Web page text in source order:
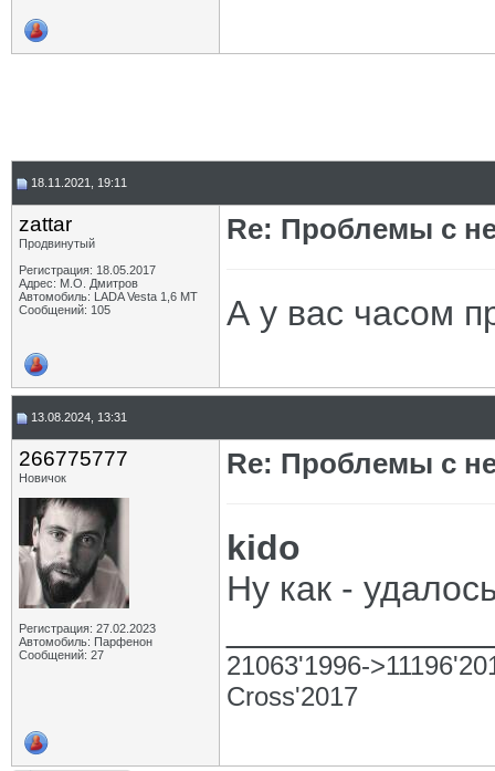
18.11.2021, 19:11
zattar
Продвинутый
Регистрация: 18.05.2017
Адрес: М.О. Дмитров
Автомобиль: LADA Vesta 1,6 МТ
Сообщений: 105
Re: Проблемы с
А у вас часом
13.08.2024, 13:31
266775777
Новичок
Регистрация: 27.02.2023
Автомобиль: Парфенон
Сообщений: 27
Re: Проблемы с
kido
Ну как -
21063'1996-
Cross'2017